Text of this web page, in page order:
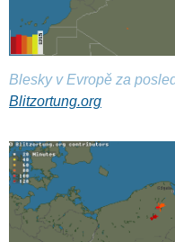
Blesky v Evropě za
Blitzortung.org